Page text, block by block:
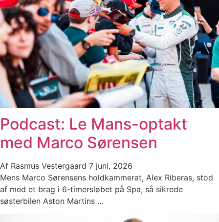
Podcast: Le Mans-optakt
med Marco Sørensen
Af Rasmus Vestergaard 7 juni, 2026
Mens Marco Sørensens holdkammerat, Alex Riberas, stod
af med et brag i 6-timersløbet på Spa, så sikrede
søsterbilen Aston Martins ...